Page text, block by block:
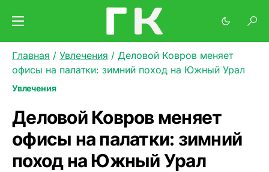
Главная / Увлечения / Деловой Ковров меняет
офисы на палатки: зимний поход на Южный Урал
Увлечения
Деловой Ковров меняет
офисы на палатки: зимний
поход на Южный Урал